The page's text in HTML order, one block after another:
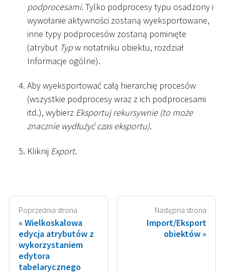
podprocesami. Tylko podprocesy typu osadzony i
wywołanie aktywności zostaną wyeksportowane,
inne typy podprocesów zostaną pominięte
(atrybut Typw notatniku obiektu, rozdział
Informacje ogólne).
Aby wyeksportować całą hierarchię procesów
(wszystkie podprocesy wraz z ich podprocesami
itd.), wybierz Eksportuj rekursywnie (to może
znacznie wydłużyć czas eksportu).
Kliknij Export.
Poprzednia strona
Wielkoskalowa
edycja atrybutów z
wykorzystaniem
edytora
tabelarycznego
Następna strona
Import/Eksport
obiektów